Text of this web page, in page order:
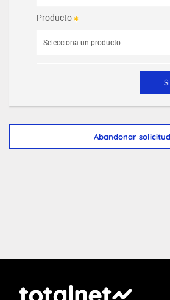
Producto
Abandonar solicitud